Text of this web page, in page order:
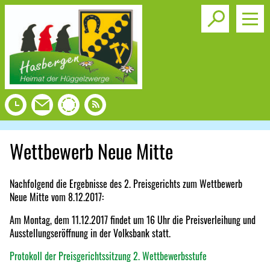
Toggle
Wettbewerb Neue Mitte
Nachfolgend die Ergebnisse des 2. Preisgerichts zum Wettbewerb
Neue Mitte vom 8.12.2017:
Am Montag, dem 11.12.2017 findet um 16 Uhr die Preisverleihung und
Ausstellungseröffnung in der Volksbank statt.
Protokoll der Preisgerichtssitzung 2. Wettbewerbsstufe